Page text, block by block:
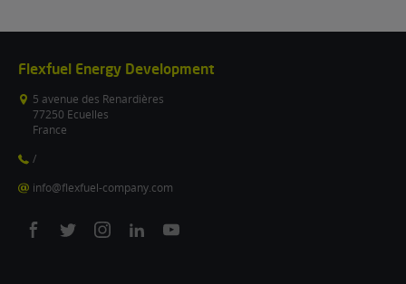
Flexfuel Energy Development
5 avenue des Renardières
77250 Ecuelles
France
/
info@flexfuel-company.com
On
On
On
On
On